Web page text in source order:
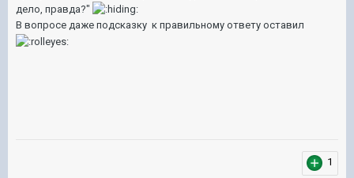
дело, правда?"
В вопросе даже подсказку к правильному ответу оставил
1